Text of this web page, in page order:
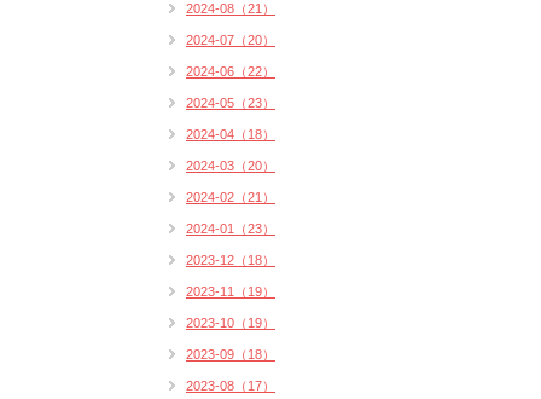
2024-08（21）
2024-07（20）
2024-06（22）
2024-05（23）
2024-04（18）
2024-03（20）
2024-02（21）
2024-01（23）
2023-12（18）
2023-11（19）
2023-10（19）
2023-09（18）
2023-08（17）